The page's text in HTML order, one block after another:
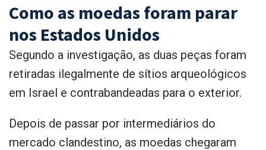
Como as moedas foram parar
nos Estados Unidos
Segundo a investigação, as duas peças foram
retiradas ilegalmente de sítios arqueológicos
em Israel e contrabandeadas para o exterior.
Depois de passar por intermediários do
mercado clandestino, as moedas chegaram